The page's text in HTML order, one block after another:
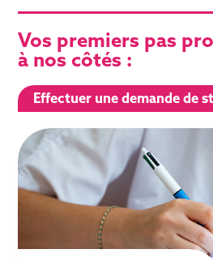
Vos premiers pas
à nos côtés :
Effectuer une demande de